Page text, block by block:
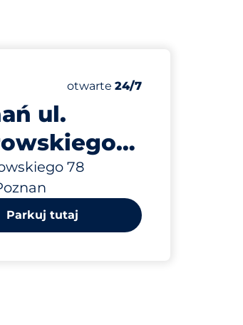
ul.
78
Liczba miejsc parkingowych:
Całkowita liczba
Czwartek&nbsp
otwarte 24/7
Parkuj tutaj